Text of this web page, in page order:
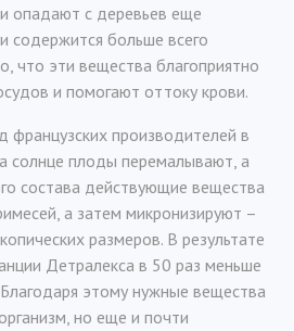
опадают с деревьев еще
содержится больше всего
что эти вещества благоприятно
и помогают оттоку крови.
производителей в
солнце плоды перемалывают, а
состава действующие вещества
а затем микронизируют –
размеров. В результате
Детралекса в 50 раз меньше
этому нужные вещества
но еще и почти